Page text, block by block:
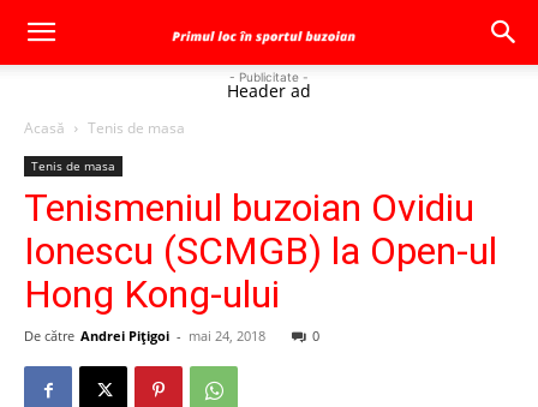
- Publicitate -
Header ad
Acasă Tenis de masa
Tenis de masa
Tenismeniul buzoian Ovidiu
Ionescu (SCMGB) la Open-ul
Hong Kong-ului
De către Andrei Pițigoi - mai 24, 2018 0